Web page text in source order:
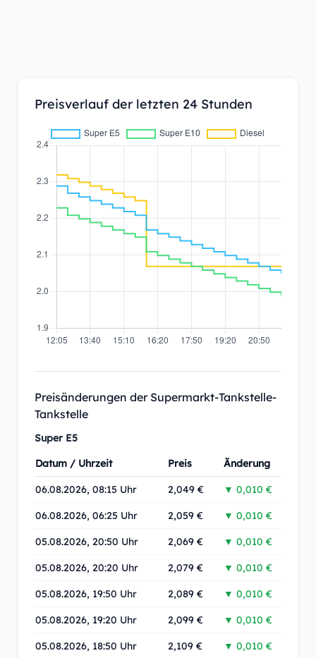
Preisverlauf der letzten 24 Stunden
Preisänderungen der Supermarkt-Tankstelle-
Tankstelle
Super E5
Datum / Uhrzeit
Preis Änderung
06.08.2026, 08:15 Uhr 2,049 € ▼ 0,010 €
06.08.2026, 06:25 Uhr 2,059 € ▼ 0,010 €
05.08.2026, 20:50 Uhr 2,069 € ▼ 0,010 €
05.08.2026, 20:20 Uhr 2,079 € ▼ 0,010 €
05.08.2026, 19:50 Uhr 2,089 € ▼ 0,010 €
05.08.2026, 19:20 Uhr 2,099 € ▼ 0,010 €
05.08.2026, 18:50 Uhr 2,109 € ▼ 0,010 €